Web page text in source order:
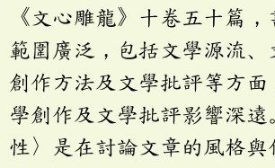
《文心雕龍》十卷五十篇
範圍廣泛，包括文學源流、
創作方法及文學批評等方面
學創作及文學批評影響深遠
性〉是在討論文章的風格與